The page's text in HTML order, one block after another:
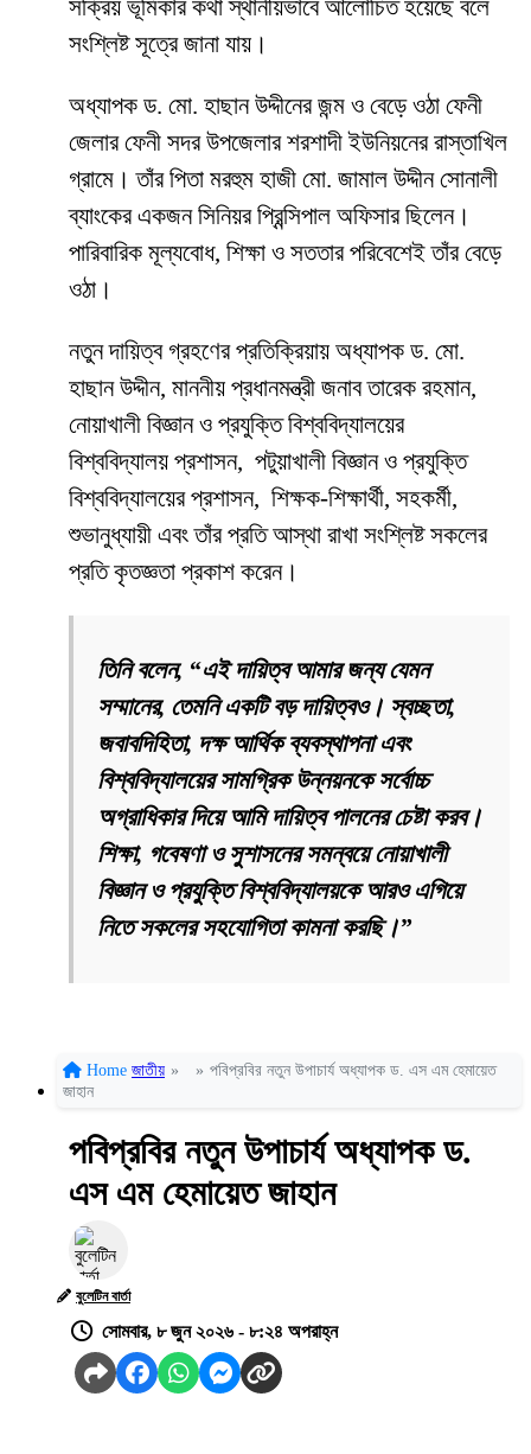
সক্রিয় ভূমিকার কথা স্থানীয়ভাবে আলোচিত হয়েছে বলে
সংশ্লিষ্ট সূত্রে জানা যায়।
অধ্যাপক ড. মো. হাছান উদ্দীনের জন্ম ও বেড়ে ওঠা ফেনী
জেলার ফেনী সদর উপজেলার শরশাদী ইউনিয়নের রাস্তাখিল
গ্রামে। তাঁর পিতা মরহুম হাজী মো. জামাল উদ্দীন সোনালী
ব্যাংকের একজন সিনিয়র প্রিন্সিপাল অফিসার ছিলেন।
পারিবারিক মূল্যবোধ, শিক্ষা ও সততার পরিবেশেই তাঁর বেড়ে
ওঠা।
নতুন দায়িত্ব গ্রহণের প্রতিক্রিয়ায় অধ্যাপক ড. মো.
হাছান উদ্দীন, মাননীয় প্রধানমন্ত্রী জনাব তারেক রহমান,
নোয়াখালী বিজ্ঞান ও প্রযুক্তি বিশ্ববিদ্যালয়ের
বিশ্ববিদ্যালয় প্রশাসন, পটুয়াখালী বিজ্ঞান ও প্রযুক্তি
বিশ্ববিদ্যালয়ের প্রশাসন, শিক্ষক-শিক্ষার্থী, সহকর্মী,
শুভানুধ্যায়ী এবং তাঁর প্রতি আস্থা রাখা সংশ্লিষ্ট সকলের
প্রতি কৃতজ্ঞতা প্রকাশ করেন।
তিনি বলেন, “এই দায়িত্ব আমার জন্য যেমন
সম্মানের, তেমনি একটি বড় দায়িত্বও। স্বচ্ছতা,
জবাবদিহিতা, দক্ষ আর্থিক ব্যবস্থাপনা এবং
বিশ্ববিদ্যালয়ের সামগ্রিক উন্নয়নকে সর্বোচ্চ
অগ্রাধিকার দিয়ে আমি দায়িত্ব পালনের চেষ্টা করব।
শিক্ষা, গবেষণা ও সুশাসনের সমন্বয়ে নোয়াখালী
বিজ্ঞান ও প্রযুক্তি বিশ্ববিদ্যালয়কে আরও এগিয়ে
নিতে সকলের সহযোগিতা কামনা করছি।”
Home জাতীয় » » পবিপ্রবির নতুন উপাচার্য অধ্যাপক ড. এস এম হেমায়েত
জাহান
পবিপ্রবির নতুন উপাচার্য অধ্যাপক ড.
এস এম হেমায়েত জাহান
বুলেটিন বার্তা
সোমবার, ৮ জুন ২০২৬ - ৮:২৪ অপরাহ্ন